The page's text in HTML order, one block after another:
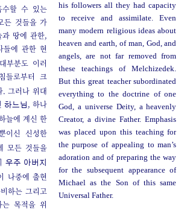
수할 수 있는
든 것들을 가
과 땅에 관한,
들에 관한 현
부분도 이러
들로부터 크
. 그러나 위대
하느님 , 하나
늘에 계신 한
이신 신성한
모든 것들을
우주 아버지
나중에 출현
하는 그리고
는 목적을 위
his followers all they had capacity
to receive and assimilate. Even
many modern religious ideas about
heaven and earth, of man, God, and
angels, are not far removed from
these teachings of Melchizedek.
But this great teacher subordinated
everything to the doctrine of one
God, a universe Deity, a heavenly
Creator, a divine Father. Emphasis
was placed upon this teaching for
the purpose of appealing to man’s
adoration and of preparing the way
for the subsequent appearance of
Michael as the Son of this same
Universal Father.